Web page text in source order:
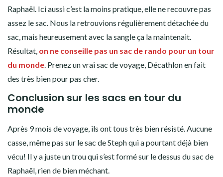
Raphaël. Ici aussi c’est la moins pratique, elle ne recouvre pas
assez le sac. Nous la retrouvions régulièrement détachée du
sac, mais heureusement avec la sangle ça la maintenait.
Résultat, on ne conseille pas un sac de rando pour un tour
du monde . Prenez un vrai sac de voyage, Décathlon en fait
des très bien pour pas cher.
Conclusion sur les sacs en tour du
monde
Après 9 mois de voyage, ils ont tous très bien résisté. Aucune
casse, même pas sur le sac de Steph qui a pourtant déjà bien
vécu! Il y a juste un trou qui s’est formé sur le dessus du sac de
Raphaël, rien de bien méchant.